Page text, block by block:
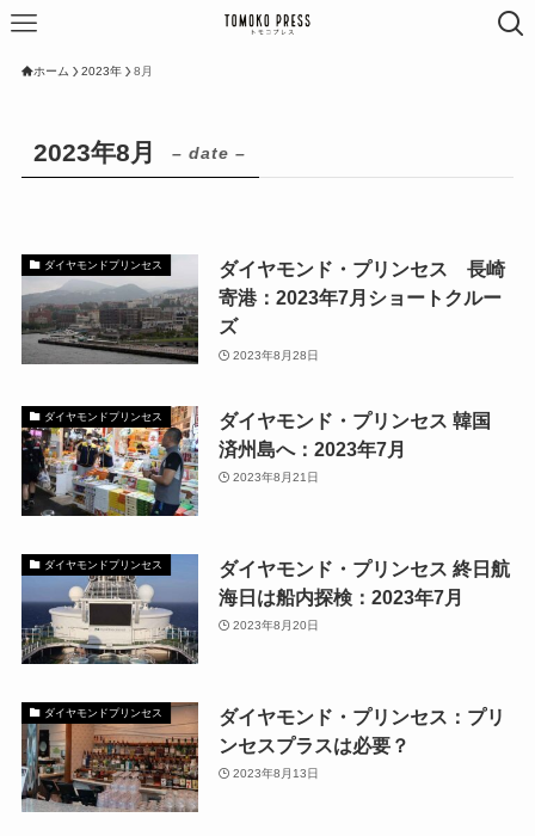
ホーム 2023年 8月
2023年8月 – date –
ダイヤモンドプリンセス
ダイヤモンド・プリンセス 長崎
寄港：2023年7月ショートクルー
ズ
2023年8月28日
ダイヤモンドプリンセス
ダイヤモンド・プリンセス 韓国
済州島へ：2023年7月
2023年8月21日
ダイヤモンドプリンセス
ダイヤモンド・プリンセス 終日航
海日は船内探検：2023年7月
2023年8月20日
ダイヤモンドプリンセス
ダイヤモンド・プリンセス：プリ
ンセスプラスは必要？
2023年8月13日